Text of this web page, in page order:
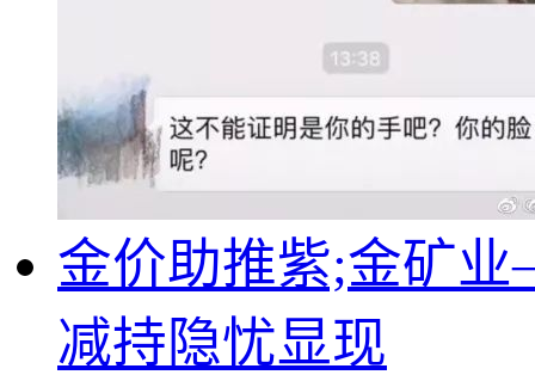
金价助推紫;金矿
减持隐忧显现